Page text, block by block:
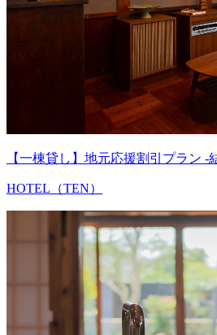
【一棟貸し】地元応援割引プラン -
HOTEL（TEN）